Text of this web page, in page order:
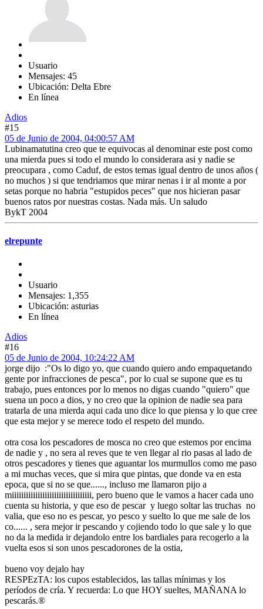
Usuario
Mensajes: 45
Ubicación: Delta Ebre
En línea
Adios
#15
05 de Junio de 2004, 04:00:57 AM
Lubinamatutina creo que te equivocas al denominar este post como
una mierda pues si todo el mundo lo considerara asi y nadie se
preocupara , como Caduf, de estos temas igual dentro de unos años (
no muchos ) si que tendriamos que mirar nenas i ir al monte a por
setas porque no habria "estupidos peces" que nos hicieran pasar
buenos ratos por nuestras costas. Nada más. Un saludo
BykT 2004
elrepunte
Usuario
Mensajes: 1,355
Ubicación: asturias
En línea
Adios
#16
05 de Junio de 2004, 10:24:22 AM
jorge dijo :"Os lo digo yo, que cuando quiero ando empaquetando
gente por infracciones de pesca", por lo cual se supone que es tu
trabajo, pues entonces por lo menos no digas cuando "quiero" que
suena un poco a dios, y no creo que la opinion de nadie sea para
tratarla de una mierda aqui cada uno dice lo que piensa y lo que cree
que esta mejor y se merece todo el respeto del mundo.
otra cosa los pescadores de mosca no creo que estemos por encima
de nadie y , no sera al reves que te ven llegar al rio pasas al lado de
otros pescadores y tienes que aguantar los murmullos como me paso
a mi muchas veces, que si mira que pintas, que donde va en esta
epoca, que si no se que......, incluso me llamaron pijo a
miiiiiiiiiiiiiiiiiiiiiiiiiiiiiiiiii, pero bueno que le vamos a hacer cada uno
cuenta su historia, y que eso de pescar y luego soltar las truchas no
valia, que eso no es pescar, yo pesco y suelto lo que me sale de los
co...... , sera mejor ir pescando y cojiendo todo lo que sale y lo que
no da la medida ir dejandolo entre los bardiales para recogerlo a la
vuelta esos si son unos pescadorones de la ostia,
bueno voy dejalo hay
RESPEzTA: los cupos establecidos, las tallas mínimas y los
períodos de cría. Y recuerda: Lo que HOY sueltes, MAÑANA lo
pescarás.®